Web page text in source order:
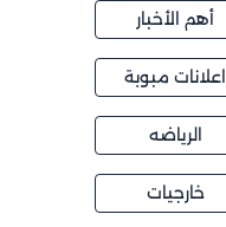
أهم الأخبار
اعلانات مبوبة
الرياضه
خارجيات